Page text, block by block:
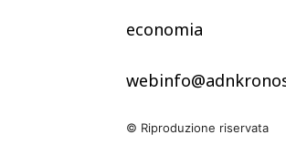
economia
© Riproduzione riservata